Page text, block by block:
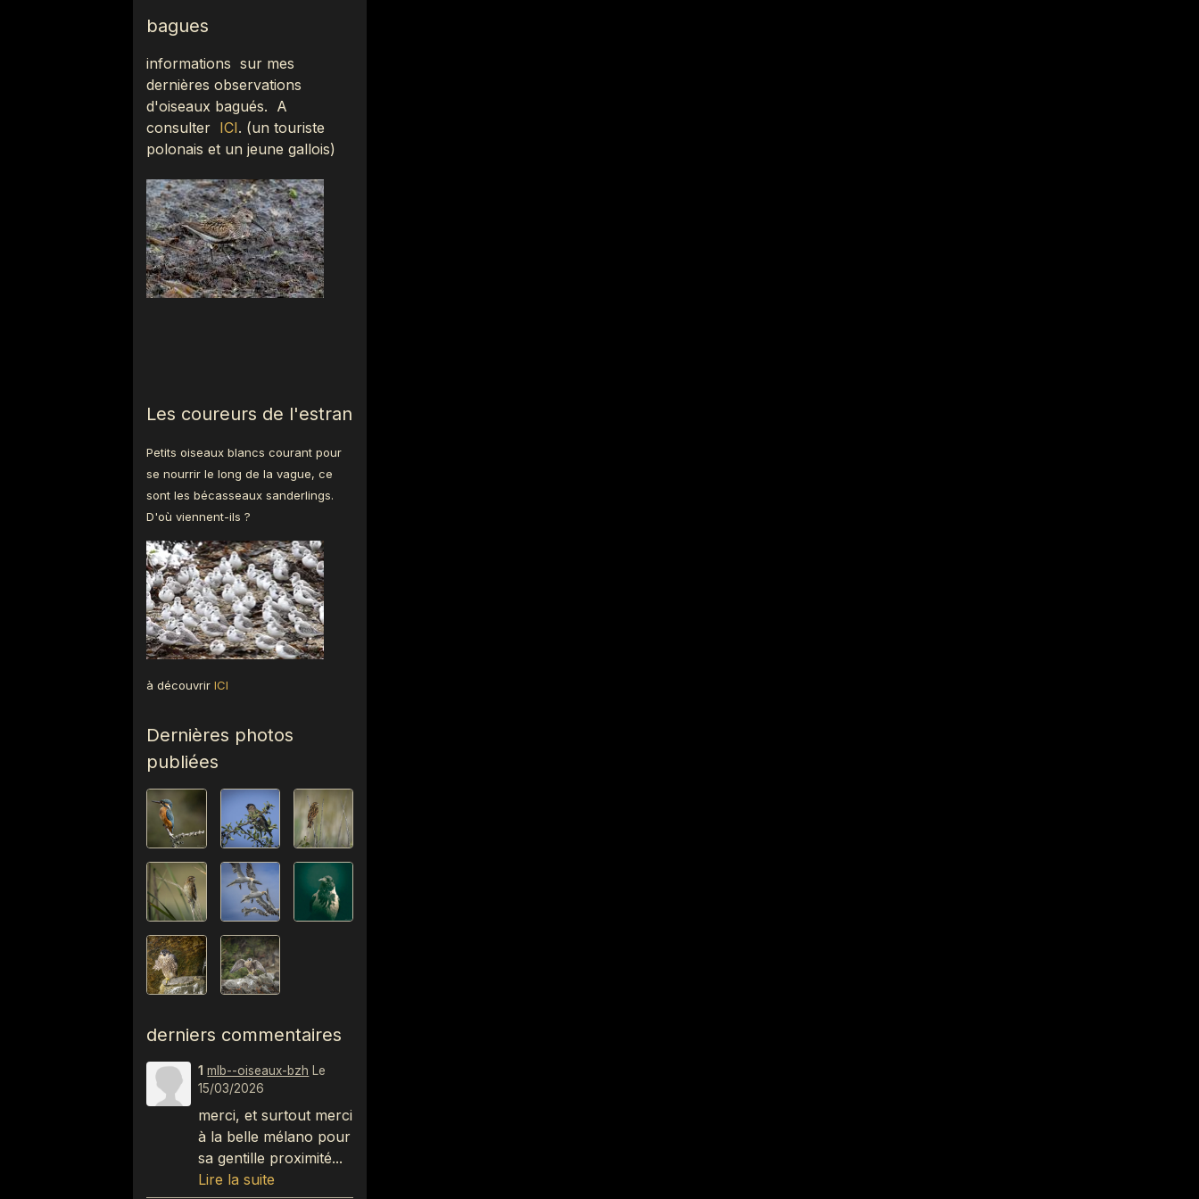
bagues
informations sur mes
dernières observations
d'oiseaux bagués. A
consulter ICI. (un touriste
polonais et un jeune gallois)
Les coureurs de l'estran
Petits oiseaux blancs courant pour
se nourrir le long de la vague, ce
sont les bécasseaux sanderlings.
D'où viennent-ils ?
à découvrirICI
Dernières photos
publiées
derniers commentaires
1 mlb--oiseaux-bzh Le
15/03/2026
merci, et surtout merci
à la belle mélano pour
sa gentille proximité...
Lire la suite